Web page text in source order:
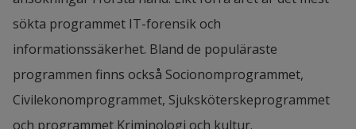
Ekonomprogrammet
Sjuksköterskeprogrammet (studieort
Varberg)
Bygg- och fastighetsekonomprogrammet
Tekniskt basår
sökta programmet IT-forensik och
informationssäkerhet. Bland de populäraste
programmen finns också Socionomprogrammet,
Civilekonomprogrammet, Sjuksköterskeprogrammet
och programmet Kriminologi och kultur.